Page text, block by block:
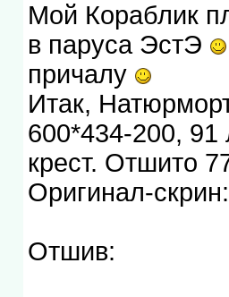
Мой Кораблик
в паруса ЭстЭ
причалу
Итак,
600*434-200,
крест. Отшито
Оригинал-скрин:
Отшив: